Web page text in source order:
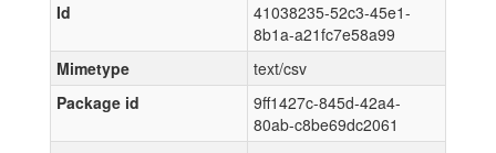
Id
41038235-52c3-45e1-
8b1a-a21fc7e58a99
Mimetype
text/csv
Package id
9ff1427c-845d-42a4-
80ab-c8be69dc2061